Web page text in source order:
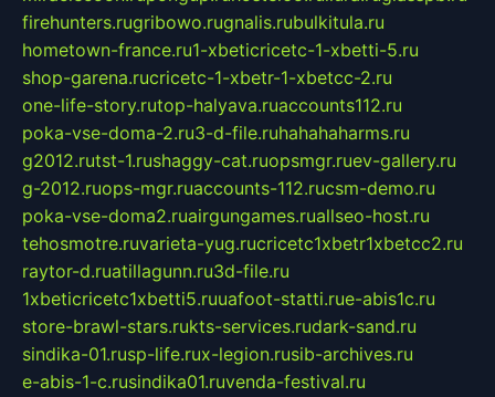
firehunters.rugribowo.rugnalis.rubulkitula.ru
hometown-france.ru1-xbeticricetc-1-xbetti-5.ru
shop-garena.rucricetc-1-xbetr-1-xbetcc-2.ru
one-life-story.rutop-halyava.ruaccounts112.ru
poka-vse-doma-2.ru3-d-file.ruhahahaharms.ru
g2012.rutst-1.rushaggy-cat.ruopsmgr.ruev-gallery.ru
g-2012.ruops-mgr.ruaccounts-112.rucsm-demo.ru
poka-vse-doma2.ruairgungames.ruallseo-host.ru
tehosmotre.ruvarieta-yug.rucricetc1xbetr1xbetcc2.ru
raytor-d.ruatillagunn.ru3d-file.ru
1xbeticricetc1xbetti5.ruuafoot-statti.rue-abis1c.ru
store-brawl-stars.rukts-services.rudark-sand.ru
sindika-01.rusp-life.rux-legion.rusib-archives.ru
e-abis-1-c.rusindika01.ruvenda-festival.ru